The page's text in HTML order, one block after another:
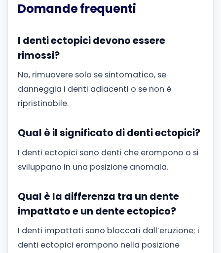
Domande frequenti
I denti ectopici devono essere
rimossi?
No, rimuovere solo se sintomatico, se
danneggia i denti adiacenti o se non è
ripristinabile.
Qual è il significato di denti ectopici?
I denti ectopici sono denti che erompono o si
sviluppano in una posizione anomala.
Qual è la differenza tra un dente
impattato e un dente ectopico?
I denti impattati sono bloccati dall’eruzione; i
denti ectopici erompono nella posizione